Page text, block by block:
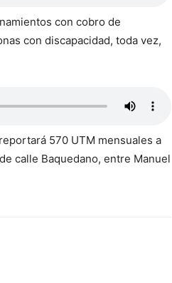
con cobro de
con discapacidad, toda vez,
570 UTM mensuales a
calle Baquedano, entre Manuel